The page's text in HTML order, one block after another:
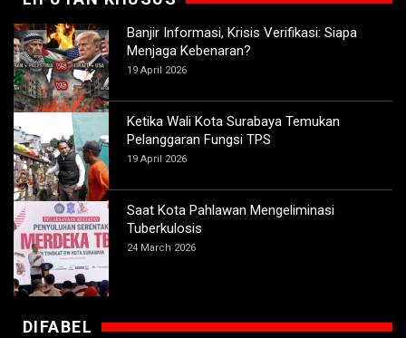
Banjir Informasi, Krisis Verifikasi: Siapa
Menjaga Kebenaran?
19 April 2026
Ketika Wali Kota Surabaya Temukan
Pelanggaran Fungsi TPS
19 April 2026
Saat Kota Pahlawan Mengeliminasi
Tuberkulosis
24 March 2026
DIFABEL